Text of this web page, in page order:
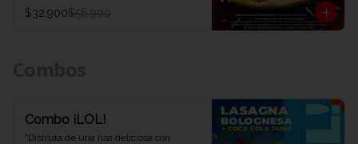
$32.900$56.900
Combo ¡LOL!
"Disfruta de una risa deliciosa con